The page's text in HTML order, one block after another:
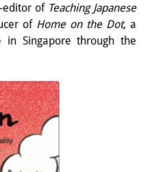
議
editor of Teaching Japanese
of Home on the Dot, a
in Singapore through the